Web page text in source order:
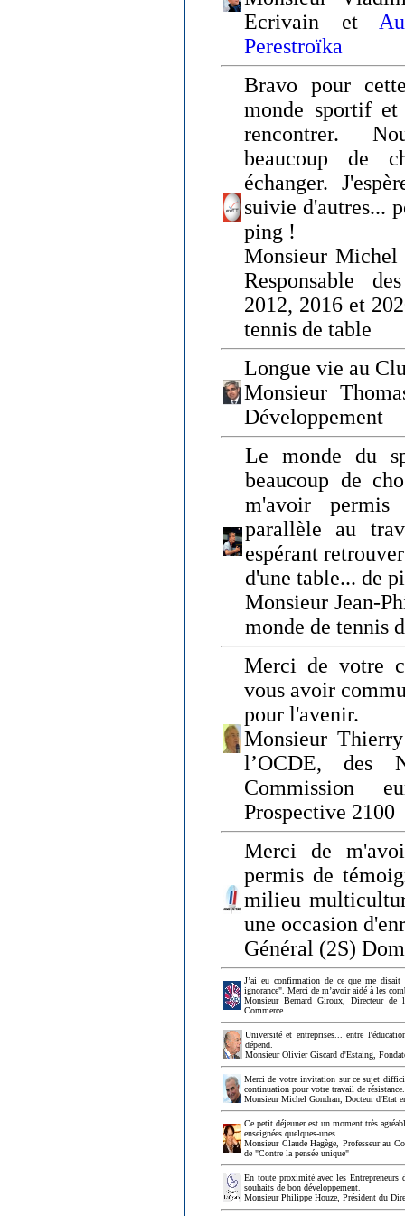
Ecrivain et
Perestroïka
Bravo pour
monde sportif
rencontrer.
beaucoup de
échanger.
suivie d'autres...
ping !
Monsieur
Responsable
2012, 2016 et
tennis de table
Longue vie au
Monsieur
Développement
Le monde du
beaucoup de
m'avoir
parallèle au
espérant
d'une table... de
Monsieur Jean-
monde de tennis
Merci de votre
vous avoir
pour l'avenir.
Monsieur
l’OCDE, des
Commission
Prospective 2100
Merci de
permis de
milieu
une occasion
Général (2S)
J’ai eu confirmation de ce que me disait
ignorance". Merci de m’avoir aidé à les
Monsieur Bernard Giroux, Directeur de
Commerce
Université et entreprises... entre
dépend.
Monsieur Olivier Giscard d'Estaing,
Merci de votre invitation sur ce sujet
continuation pour votre travail de
Monsieur Michel Gondran, Docteur d'Etat
Ce petit déjeuner est un moment très
enseignées quelques-unes.
Monsieur Claude Hagège, Professeur au
de "Contre la pensée unique"
En toute proximité avec les
souhaits de bon développement.
Monsieur Philippe Houze, Président du